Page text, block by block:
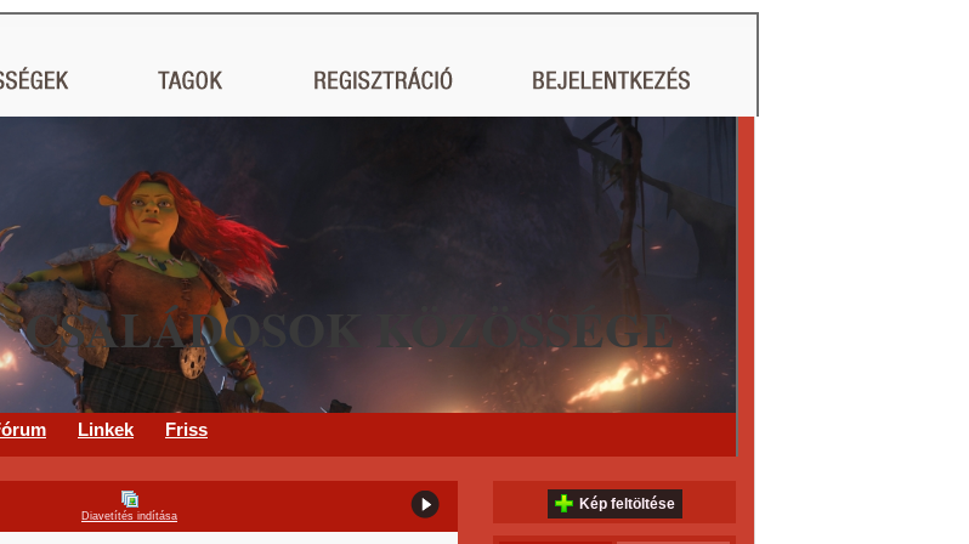
CSALÁDOSOK KÖZÖSSÉGE
Linkek Friss
Diavetítés indítása
Kép feltöltése